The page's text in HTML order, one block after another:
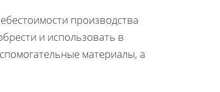
производства
и использовать в
материалы, а